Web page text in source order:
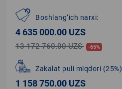
Boshlang‘ich narxi:
4 635 000.00 UZS
13 172 760.00 UZS -65%
Zakalat puli miqdori (25%)
1 158 750.00 UZS